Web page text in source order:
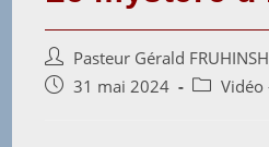
Pasteur Gérald
31 mai 2024
Vidéo